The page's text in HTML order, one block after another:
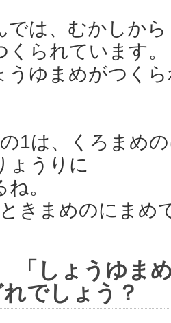
は、むかしから
られています。
うゆまめがつく
1は、くろまめ
ょうりに
。
きまめのにまめ
「しょうゆま
れでしょう？